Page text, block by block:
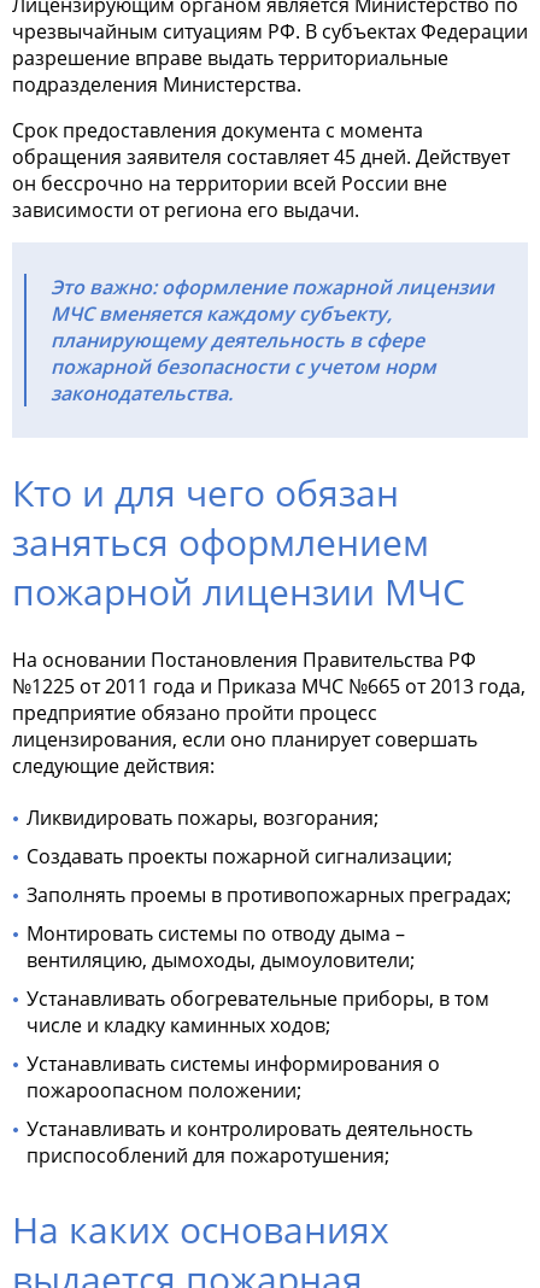
Лицензирующим органом является Министерство по
чрезвычайным ситуациям РФ. В субъектах Федерации
разрешение вправе выдать территориальные
подразделения Министерства.
Срок предоставления документа с момента
обращения заявителя составляет 45 дней. Действует
он бессрочно на территории всей России вне
зависимости от региона его выдачи.
Это важно: оформление пожарной лицензии
МЧС вменяется каждому субъекту,
планирующему деятельность в сфере
пожарной безопасности с учетом норм
законодательства.
Кто и для чего обязан
заняться оформлением
пожарной лицензии МЧС
На основании Постановления Правительства РФ
№1225 от 2011 года и Приказа МЧС №665 от 2013 года,
предприятие обязано пройти процесс
лицензирования, если оно планирует совершать
следующие действия:
Ликвидировать пожары, возгорания;
Создавать проекты пожарной сигнализации;
Заполнять проемы в противопожарных преградах;
Монтировать системы по отводу дыма –
вентиляцию, дымоходы, дымоуловители;
Устанавливать обогревательные приборы, в том
числе и кладку каминных ходов;
Устанавливать системы информирования о
пожароопасном положении;
Устанавливать и контролировать деятельность
приспособлений для пожаротушения;
На каких основаниях